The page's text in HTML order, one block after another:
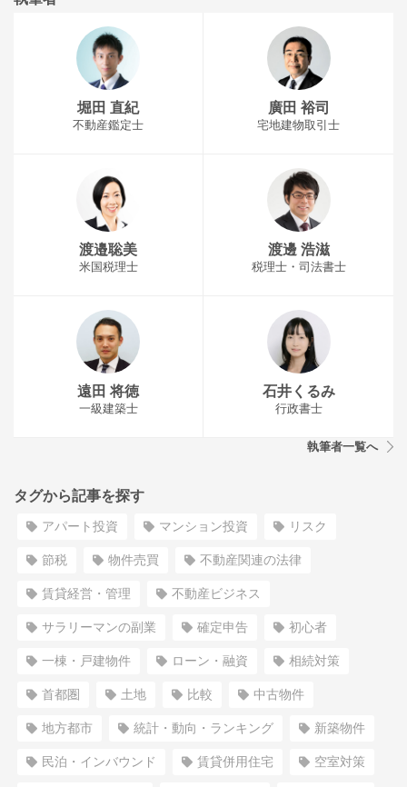
堀田 直紀
不動産鑑定士
廣田 裕司
宅地建物取引士
渡邉聡美
米国税理士
渡邊 浩滋
税理士・司法書士
遠田 将徳
一級建築士
石井くるみ
行政書士
執筆者一覧へ
タグから記事を探す
アパート投資 マンション投資 リスク
節税 物件売買 不動産関連の法律
賃貸経営・管理 不動産ビジネス
サラリーマンの副業 確定申告 初心者
一棟・戸建物件 ローン・融資 相続対策
首都圏 土地 比較 中古物件
地方都市 統計・動向・ランキング 新築物件
民泊・インバウンド 賃貸併用住宅 空室対策